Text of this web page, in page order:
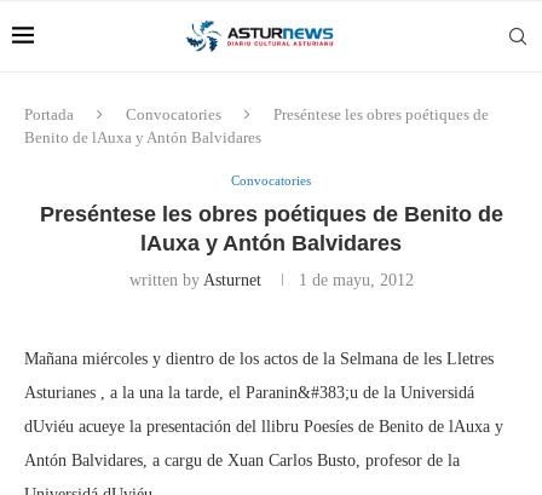
Portada Convocatories
Preséntese les obres poétiques de
Benito de lAuxa y Antón Balvidares
Convocatories
Preséntese les obres poétiques de Benito de
lAuxa y Antón Balvidares
written by Asturnet 1 de mayu, 2012
Mañana miércoles y dientro de los actos de la Selmana de les Lletres
Asturianes , a la una la tarde, el Paranin&#383;u de la Universidá
dUviéu acueye la presentación del llibru Poesíes de Benito de lAuxa y
Antón Balvidares, a cargu de Xuan Carlos Busto, profesor de la